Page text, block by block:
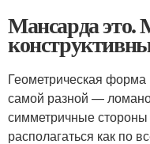
Мансарда
Геометрическая
самой разной —
симметричные
располагаться как по